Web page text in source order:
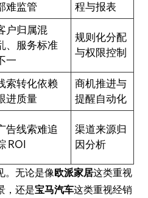
难监管
程与报表
户归属混
、服务标准
一
规则化分配
与权限控制
索转化依赖
进质量
商机推进与
提醒自动化
告线索难追
ROI
渠道来源归
因分析
。无论是像欧派家居这类重视
，还是宝马汽车这类重视经销